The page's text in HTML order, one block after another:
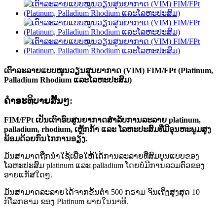
ເຕົາລະລາຍແບບໝູນວຽນສູນຍາກາດ (VIM) FIM/FPt (Platinum,
Palladium Rhodium ແລະໂລຫະປະສົມ)
ຄໍາອະທິບາຍສັ້ນໆ:
FIM/FPt ເປັນເຕົາອົບສູນຍາກາດສຳລັບການລະລາຍ platinum,
palladium, rhodium, ເຫຼັກກ້າ ແລະ ໂລຫະປະສົມທີ່ມີອຸນຫະພູມສູງ
ພ້ອມດ້ວຍກົນໄກການອຽງ.
ມັນສາມາດຖືກນໍາໃຊ້ເພື່ອໃຫ້ໄດ້ການລະລາຍທີ່ສົມບູນແບບຂອງ
ໂລຫະປະສົມ platinum ແລະ palladium ໂດຍບໍ່ມີການລວມຕົວຂອງ
ອາຍແກັສໃດໆ.
ມັນສາມາດລະລາຍໄດ້ຈາກຂັ້ນຕ່ຳ 500 ກຣາມ ຈົນເຖິງສູງສຸດ 10
ກິໂລກຣາມ ຂອງ Platinum ພາຍໃນນາທີ.